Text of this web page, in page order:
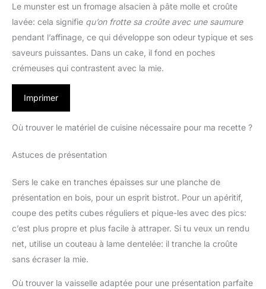
Le munster est un fromage alsacien à pâte molle et croûte
lavée: cela signifie qu’on frotte sa croûte avec une saumure
pendant l’affinage, ce qui développe son odeur typique et ses
saveurs puissantes. Dans un cake, il fond en poches
crémeuses qui contrastent avec la mie.
Imprimer
Où trouver le matériel de cuisine nécessaire pour ma recette ?
Astuces de présentation
Sers le cake en tranches épaisses sur une planche de
présentation en bois, pour un esprit bistrot. Pour un apéritif,
coupe des petits cubes réguliers et pique-les avec des pics:
c’est plus propre et plus facile à attraper. Si tu veux un rendu
net, utilise un couteau à lame dentelée: il tranche la croûte
sans écraser la mie.
Où trouver la vaisselle adaptée pour une présentation parfaite